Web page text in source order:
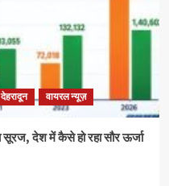
देहरादून वायरल न्यूज़
देश में कैसे हो रहा सौर ऊर्जा